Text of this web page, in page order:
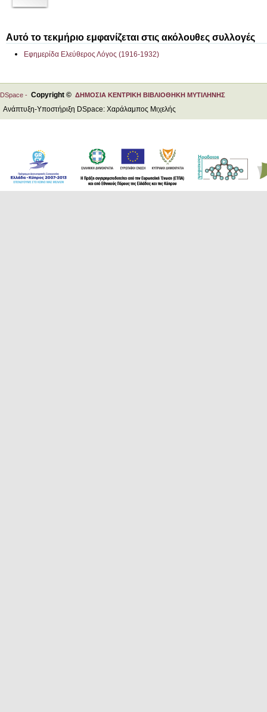
Αυτό το τεκμήριο εμφανίζεται στις ακόλουθες συλλογές
Εφημερίδα Ελεύθερος Λόγος (1916-1932)
DSpace - Copyright © ΔΗΜΟΣΙΑ ΚΕΝΤΡΙΚΗ ΒΙΒΛΙΟΘΗΚΗ ΜΥΤΙΛΗΝΗΣ
Ανάπτυξη-Υποστήριξη DSpace: Χαράλαμπος Μιχελής